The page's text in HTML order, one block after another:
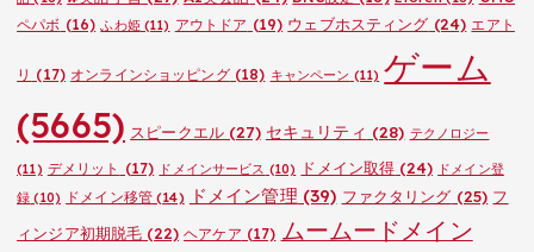
ペパボ (16) ふわ姫(11) アウトドア (19) ウェブホスティング (24) エアト
リ (17) オンラインショッピング(18) キャンペーン (11) ゲーム
(5665) スピークエル(27) セキュリティ (28) テクノロジー
(11) デメリット (17) ドメインサービス (10) ドメイン取得 (24) ドメイン登
録 (10) ドメイン移管(14) ドメイン管理 (39) ファクタリング (25) フ
ィンジア初期脱毛 (22) ヘアケア (17) ムームードメイン